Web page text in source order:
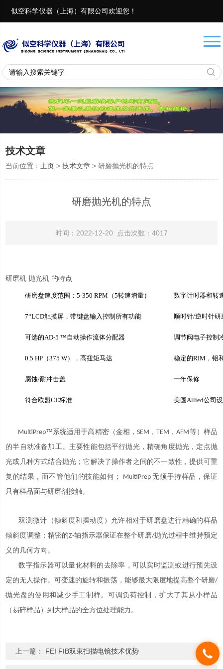
似空科学仪器（上海）有限公司欢迎您！
技术文章
当前位置： 主页 >技术文章 > 研磨抛光机的特点
研磨抛光机的特点
时间：2022-12-20 点击次数：4017
研磨机 抛光机 的特点
研磨盘速度范围：5-350 RPM（5转速增量） 数字计时器和转
7“LCD触摸屏，带键盘输入控制所有功能 顺时针/逆时针研
可选的AD-5 ™自动操作流体分配器 调节阀电子控制
0.5 HP（375 W），高扭矩马达 稳定的RIM，铝
腐蚀/耐冲击盖 一年保修
符合欧盟CE标准 美国Allied公司
MultiPrep™系统适用于高精密（金相，SEM ，TEM ，AFM等）样品
的半自动准备加工。主要性能包括平行抛光，精确角度抛光，定点抛
光或几种方式结合抛光；它解决了操作者之间的不一致性，提供可重
复的结果，而不管他们的技能如何；
MultiPrep无须手持样品，保证
只有样品面与研磨剂接触。
双测微计（倾斜度和摆动度）允许相对于研磨盘进行精确的样品
倾斜度调整；精密的Z-轴指示器保证在整个研磨/抛光过程中维持预定
义的几何方向。
数字指示器可以量化材料的去除率，可以实时监测或进行预先设
定的无人操作。可变速的旋转和振荡，能够最大限度地提高整个研磨/
抛光盘的使用和减少手工制样。可调负荷控制，扩大了其从小样品
（易碎样品）到大样品的全方位处理能力。
上一篇： FEI FIB双束扫描电镜技术优势